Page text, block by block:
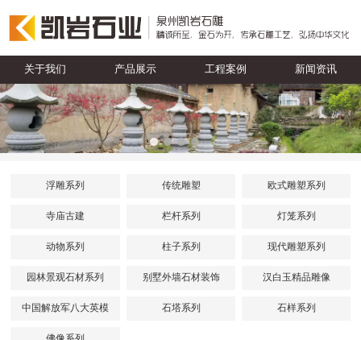
关于我们 产品展示 工程案例 新闻资讯
浮雕系列 传统雕塑 欧式雕塑系列
寺庙古建 栏杆系列 灯笼系列
动物系列 柱子系列 现代雕塑系列
园林景观石材系列 别墅外墙石材装饰 汉白玉精品雕像
中国解放军八大英模 石塔系列 石样系列